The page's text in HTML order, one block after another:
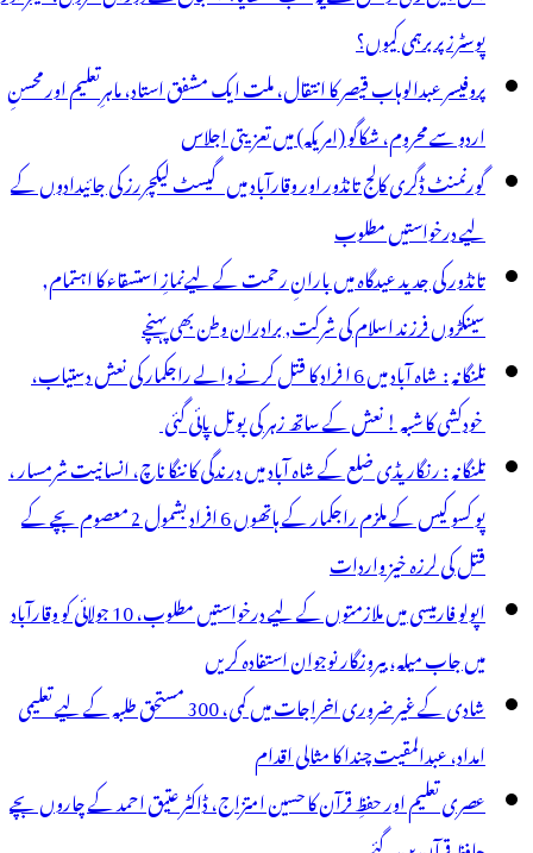
پوسٹرز پر برہمی کیوں؟
پروفیسر عبدالوہاب قیصر کا انتقال، ملت ایک مشفق استاد، ماہرِتعلیم اور محسنِ
اردو سے محروم، شکاگو (امریکہ) میں تعزیتی اجلاس
گورنمنٹ ڈگری کالج تانڈور اور وقارآباد میں گیسٹ لیکچررز کی جائیدادوں کے
لیے درخواستیں مطلوب
تانڈور کی جدید عیدگاہ میں بارانِ رحمت کے لیےنمازِ استسقاء کا اہتمام,
سینکڑوں فرزند اسلام کی شرکت, برادران وطن بھی پہنچے
تلنگانہ : شاہ آباد میں 6 ا فراد کا قتل کرنے والے راجکمار کی نعش دستیاب،
خودکشی کا شبہ ! نعش کے ساتھ زہر کی بوتل پائی گئی
تلنگانہ : رنگاریڈی ضلع کے شاہ آباد میں درندگی کا ننگا ناچ، انسانیت شرمسار ،
پو کسو کیس کے ملزم راجکمار کے ہاتھوں 6 افراد بشمول 2 معصوم بچے کے
قتل کی لرزہ خیز واردات
اپولو فارمیسی میں ملازمتوں کے لیے درخواستیں مطلوب، 10 جولائی کو وقارآباد
میں جاب میلہ، بیروزگار نوجوان استفادہ کریں
شادی کے غیر ضروری اخراجات میں کمی، 300 مستحق طلبہ کے لیے تعلیمی
امداد، عبدالمقیت چندا کا مثالی اقدام
عصری تعلیم اور حفظِ قرآن کا حسین امتزاج، ڈاکٹر عتیق احمد کے چاروں بچے